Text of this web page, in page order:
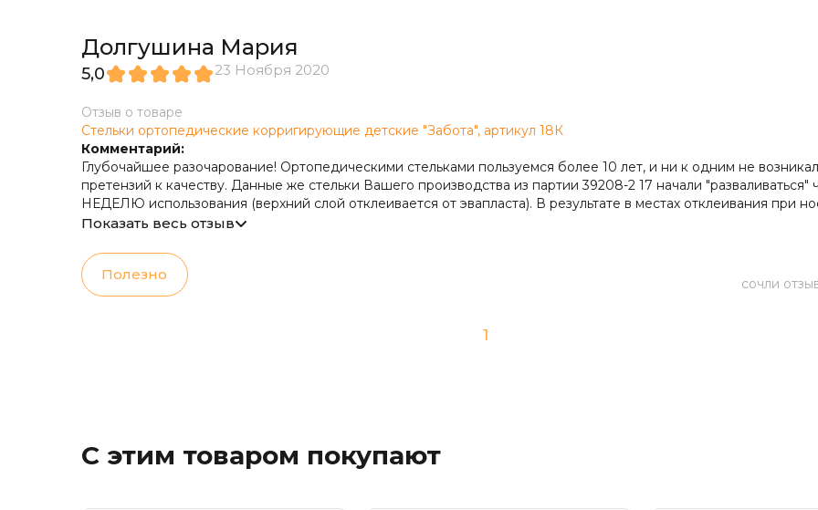
Долгушина Мария
5,0 23 Ноября 2020
Отзыв о товаре
Стельки ортопедические корригирующие детские "Забота", артикул 18К
Комментарий:
Глубочайшее разочарование! Ортопедическими стельками пользуемся более 10 лет, и ни к одним не
претензий к качеству. Данные же стельки Вашего производства из партии 39208-2 17 начали "разваливаться"
НЕДЕЛЮ использования (верхний слой отклеивается от эвапласта). В результате в местах отклеивания при
скатывается, и вместо корригирующего эффекта стельки натирают ребенку ножку. В моей практике впервые
указан гарантийный срок использования 6 месяцев с момента приобретения.
Показать весь отзыв
Полезно
сочли
1
С этим товаром покупают